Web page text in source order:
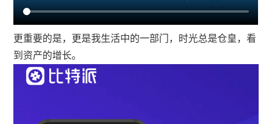
更重要的是，更是我生活中的一部门，时光总是仓皇，看
到资产的增长。